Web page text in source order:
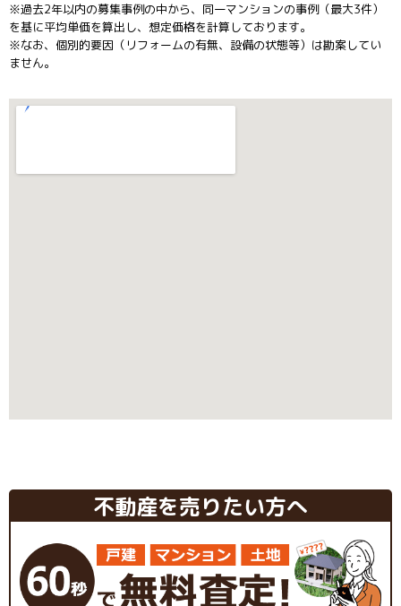
※過去2年以内の募集事例の中から、同一マンションの事例（最大3件）
を基に平均単価を算出し、想定価格を計算しております。
※なお、個別的要因（リフォームの有無、設備の状態等）は勘案してい
ません。
不動産を売りたい方へ